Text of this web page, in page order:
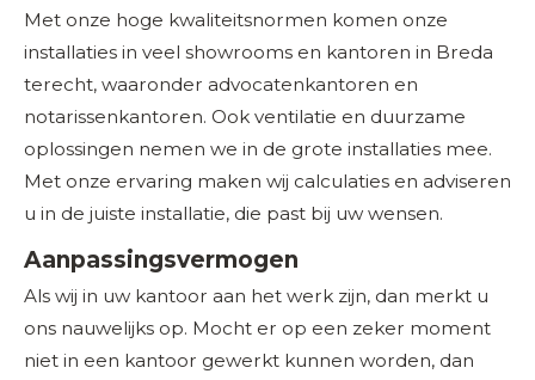
Met onze hoge kwaliteitsnormen komen onze
installaties in veel showrooms en kantoren in Breda
terecht, waaronder advocatenkantoren en
notarissenkantoren. Ook ventilatie en duurzame
oplossingen nemen we in de grote installaties mee.
Met onze ervaring maken wij calculaties en adviseren
u in de juiste installatie, die past bij uw wensen.
Aanpassingsvermogen
Als wij in uw kantoor aan het werk zijn, dan merkt u
ons nauwelijks op. Mocht er op een zeker moment
niet in een kantoor gewerkt kunnen worden, dan